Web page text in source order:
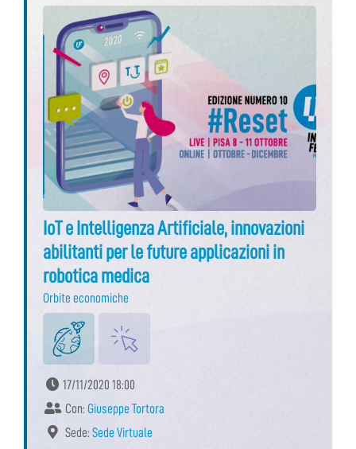
IoT e Intelligenza Artificiale, innovazioni
abilitanti per le future applicazioni in
robotica medica
Orbite economiche
17/11/2020 18:00
Con: Giuseppe Tortora
Sede: Sede Virtuale